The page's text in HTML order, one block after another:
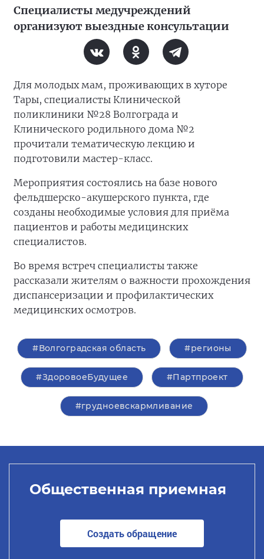
Специалисты медучреждений
организуют выездные консультации
Для молодых мам, проживающих в хуторе
Тары, специалисты Клинической
поликлиники №28 Волгограда и
Клинического родильного дома №2
прочитали тематическую лекцию и
подготовили мастер-класс.
Мероприятия состоялись на базе нового
фельдшерско-акушерского пункта, где
созданы необходимые условия для приёма
пациентов и работы медицинских
специалистов.
Во время встреч специалисты также
рассказали жителям о важности прохождения
диспансеризации и профилактических
медицинских осмотров.
#Волгоградская область #регионы
#ЗдоровоеБудущее #Партпроект
#грудноевскармливание
Общественная приемная
Создать обращение